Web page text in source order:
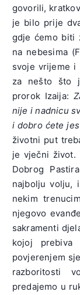
govorili,
je bilo prije
gdje ćemo biti
na nebesima
svoje vrijeme i
za nešto što
prorok Izaija:
nije i nadnicu
i dobro ćete
životni put
je vječni život.
Dobrog
najbolju volju,
nekim
njegovo
sakramenti
kojoj prebiva
povjerenjem
razboritosti
predajemo u